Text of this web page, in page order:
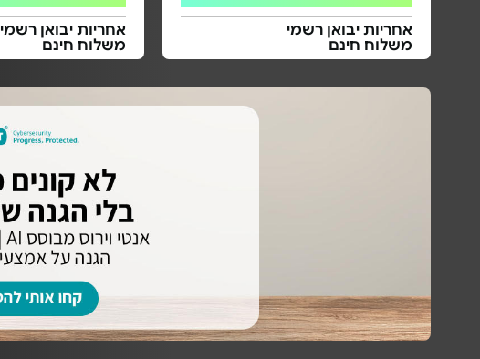
אחריות יבואן רשמי
משלוח חינם
אחריות יבואן רשמי
משלוח חינם